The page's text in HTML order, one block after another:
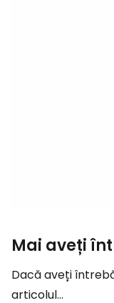
Mai aveți
Dacă aveți
articolul...